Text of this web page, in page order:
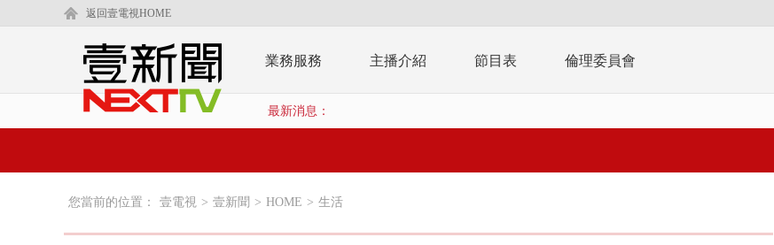
返回壹電視HOME
業務服務 主播介紹 節目表 倫理委員會
最新消息：
您當前的位置： 壹電視 > 壹新聞 > HOME > 生活